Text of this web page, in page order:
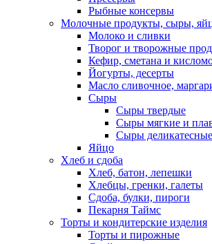
Рыбные консервы
Молочные продукты, сыры,
Молоко и сливки
Творог и творожные
Кефир, сметана и
Йогурты, десерты
Масло сливочное,
Сыры
Сыры твердые
Сыры мягкие и
Сыры деликатесные
Яйцо
Хлеб и сдоба
Хлеб, батон, лепешки
Хлебцы, гренки, галеты
Сдоба, булки, пироги
Пекарня Таймс
Торты и кондитерские изделия
Торты и пирожные